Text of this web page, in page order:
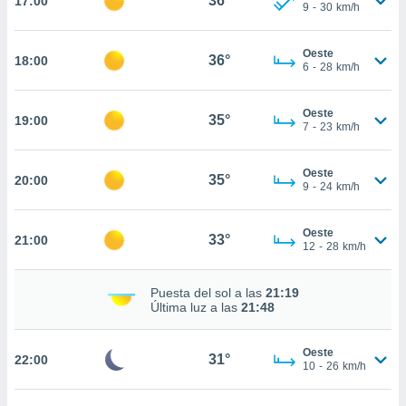
sean
se
ni para
web a
9 - 30 km/h
18:00 36°
Oeste
6 - 28 km/h
19:00 35°
Oeste
7 - 23 km/h
20:00 35°
Oeste
9 - 24 km/h
21:00 33°
Oeste
12 - 28 km/h
Puesta del sol a las 21:19
Última luz a las 21:48
22:00 31°
Oeste
10 - 26 km/h